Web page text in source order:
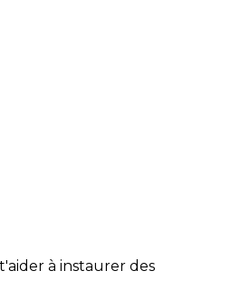
à instaurer des